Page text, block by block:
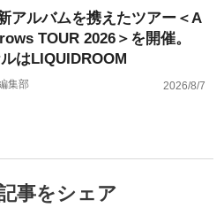
アルバムを携えたツアー＜A
TOUR 2026＞を開催。
はLIQUIDROOM
集部 2026/8/7
事をシェア